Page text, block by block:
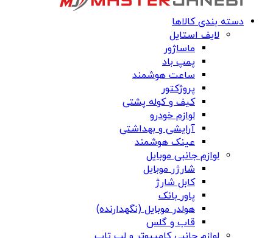
دسته بندی کالاها
لایف استایل
ماساژور
پمپ باد
ساعت هوشمند
پروژکتور
کیف و کوله پشتی
لوازم خودرو
آرایشی و بهداشتی
عینک هوشمند
لوازم جانبی موبایل
شارژر موبایل
کابل شارژ
پاور بانک
هولدر موبایل (نگهدارنده)
قاب و گلس